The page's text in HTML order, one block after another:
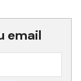
email